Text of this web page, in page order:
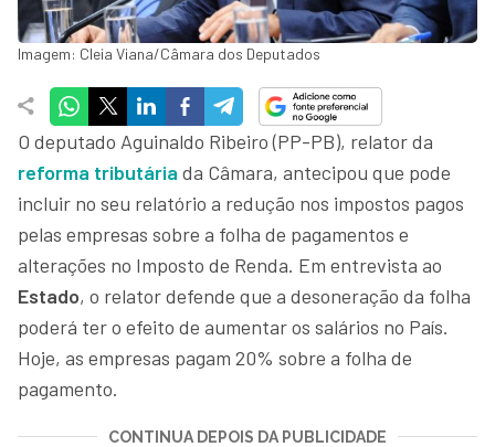
Imagem: Cleia Viana/Câmara dos Deputados
O deputado Aguinaldo Ribeiro (PP-PB), relator da
reforma tributária da Câmara, antecipou que pode
incluir no seu relatório a redução nos impostos pagos
pelas empresas sobre a folha de pagamentos e
alterações no Imposto de Renda. Em entrevista ao
Estado, o relator defende que a desoneração da folha
poderá ter o efeito de aumentar os salários no País.
Hoje, as empresas pagam 20% sobre a folha de
pagamento.
CONTINUA DEPOIS DA PUBLICIDADE